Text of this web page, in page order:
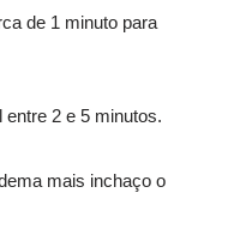
de 1 minuto para
2 e 5 minutos.
mais inchaço o